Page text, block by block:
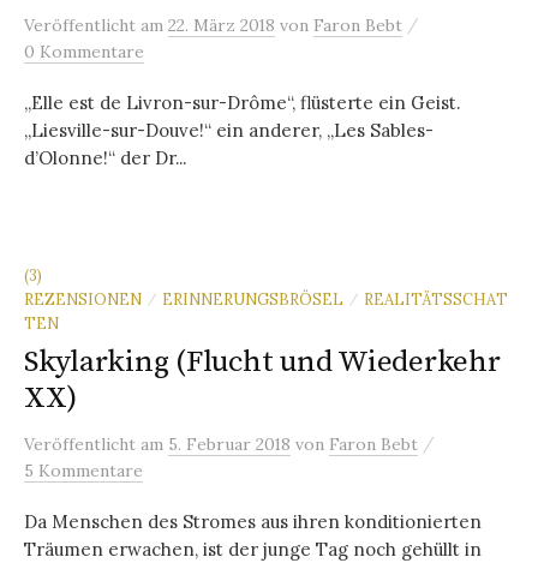
Veröffentlicht am 22. März 2018 von Faron Bebt /
0 Kommentare
„Elle est de Livron-sur-Drôme“, flüsterte ein Geist.
„Liesville-sur-Douve!“ ein anderer, „Les Sables-
d’Olonne!“ der Dr...
(3)
REZENSIONEN / ERINNERUNGSBRÖSEL / REALITÄTSSCHAT
TEN
Skylarking (Flucht und Wiederkehr
XX)
Veröffentlicht am 5. Februar 2018 von Faron Bebt /
5 Kommentare
Da Menschen des Stromes aus ihren konditionierten
Träumen erwachen, ist der junge Tag noch gehüllt in